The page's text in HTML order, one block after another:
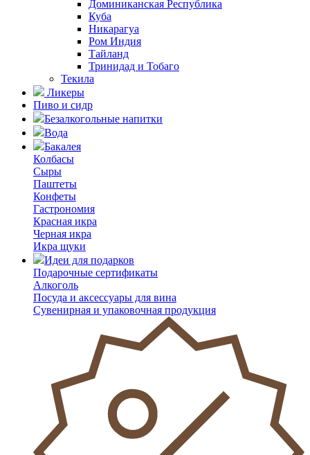
Доминиканская Республика
Куба
Никарагуа
Ром Индия
Тайланд
Тринидад и Тобаго
Текила
Ликеры
Пиво и сидр
Безалкогольные напитки
Вода
Бакалея
Колбасы
Сыры
Паштеты
Конфеты
Гастрономия
Красная икра
Черная икра
Икра щуки
Идеи для подарков
Подарочные сертификаты
Алкоголь
Посуда и аксессуары для вина
Сувенирная и упаковочная продукция